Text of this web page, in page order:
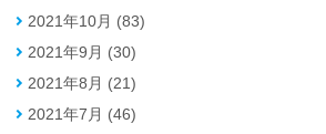
2021年10月 (83)
2021年9月 (30)
2021年8月 (21)
2021年7月 (46)